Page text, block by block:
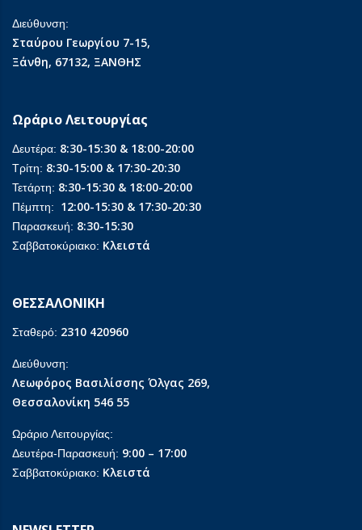
Διεύθυνση:
Σταύρου Γεωργίου 7-15,
Ξάνθη, 67132, ΞΑΝΘΗΣ
Ωράριο Λειτουργίας
Δευτέρα: 8:30-15:30 & 18:00-20:00
Τρίτη: 8:30-15:00 & 17:30-20:30
Τετάρτη: 8:30-15:30 & 18:00-20:00
Πέμπτη: 12:00-15:30 & 17:30-20:30
Παρασκευή: 8:30-15:30
Σαββατοκύριακο: Κλειστά
ΘΕΣΣΑΛΟΝΙΚΗ
Σταθερό: 2310 420960
Διεύθυνση:
Λεωφόρος Βασιλίσσης Όλγας 269,
Θεσσαλονίκη 546 55
Ωράριο Λειτουργίας:
Δευτέρα-Παρασκευή: 9:00 – 17:00
Σαββατοκύριακο: Κλειστά